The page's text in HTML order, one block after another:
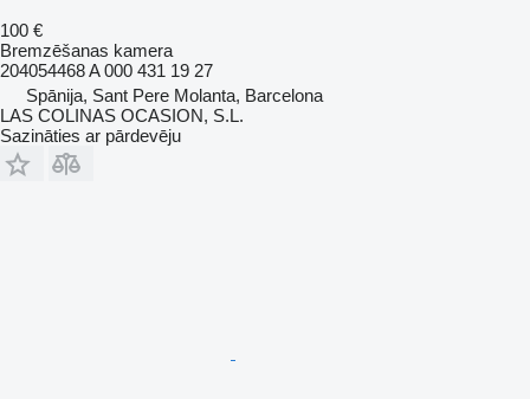
100 €
Bremzēšanas kamera
204054468 A 000 431 19 27
Spānija, Sant Pere Molanta, Barcelona
LAS COLINAS OCASION, S.L.
Sazināties ar pārdevēju